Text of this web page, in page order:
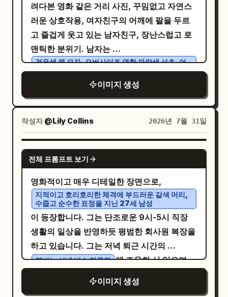
려다본 영화 같은 거리 사진, 꾸밈없고 자연스
러운 상호작용, 여자친구의 어깨에 팔을 두르
고 즐겁게 웃고 있는 남자친구, 장난스럽고 로
맨틱한 분위기. 남자는
검은색 캡 모자, 오버사이즈 연한 파란색 셔츠, 어
깨에 두른 어두운 스웨터, 헐렁한 검은색 바지, 운
자는 오버사이즈 어두운색 스웨트셔츠 위에 주
황색 스웨터를 어깨에 묶고, 초록색 반바지, 검
은색 양말과 흰색 운동화를 착용하고 작은 주황
색 과일을 들고 있음. 부드러운 자연광, 차분한
색감 보정, 사실적인 피부 질감, 다큐멘터리 사
진, 은은한 필름 그레인,
한국/일본 라이프스타일 감성 , 감성적인 스토리
텔링, 하이 앵글 탑다운 구도, 자연스러운 움직
임, 초현실적, 걸작.
이미지 생성
작성자@Lily Collins 2026년 7월 31일
GPT IMAGE 2
전체 프롬프트 보기
영화적이고 매우 디테일한 장면으로,
지적이고 호리호리한 체격에 부드러운 갈색 머리,
수줍고 순수한 표정을 지닌 27세 남성
이 등장합니다. 그는 단조로운 9시-5시 직장
생활의 일상을 반영하듯 평범한 회사원 복장을
하고 있습니다. 그는 저녁 퇴근 시간의
붐비는 시내 버스 정류장 에 조용히 서 있으며,
들이 있습니다. 세상 전체는 흑백으로 묘사되
이미지 생성